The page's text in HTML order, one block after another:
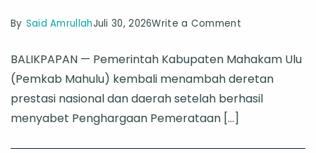
By Said AmrullahJuli 30, 2026Write a Commenton
Mahulu
Raih
Penghargaan
Layanan
BALIKPAPAN — Pemerintah Kabupaten Mahakam Ulu
(Pemkab Mahulu) kembali menambah deretan
prestasi nasional dan daerah setelah berhasil
menyabet Penghargaan Pemerataan […]